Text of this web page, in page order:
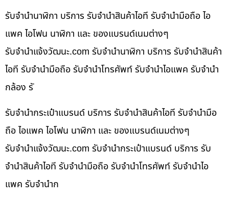
รับจำนำนาฬิกา บริการ รับจำนำสินค้าไอที รับจำนำมือถือ ไอ
แพค ไอโฟน นาฬิกา และ ของแบรนด์เนมต่างๆ
รับจํานําแจ้งวัฒนะ.com รับจำนำนาฬิกา บริการ รับจำนำสินค้า
ไอที รับจำนำมือถือ รับจำนำโทรศัพท์ รับจำนำไอแพค รับจำนำ
กล้อง รั
รับจำนำกระเป๋าแบรนด์ บริการ รับจำนำสินค้าไอที รับจำนำมือ
ถือ ไอแพค ไอโฟน นาฬิกา และ ของแบรนด์เนมต่างๆ
รับจํานําแจ้งวัฒนะ.com รับจำนำกระเป๋าแบรนด์ บริการ รับ
จำนำสินค้าไอที รับจำนำมือถือ รับจำนำโทรศัพท์ รับจำนำไอ
แพค รับจำนำก